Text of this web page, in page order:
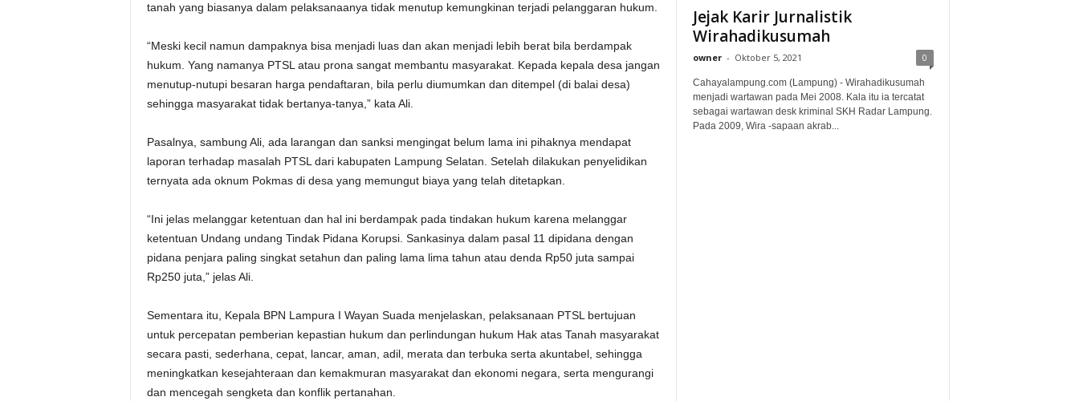
tanah yang biasanya dalam pelaksanaanya tidak menutup kemungkinan terjadi pelanggaran hukum.
“Meski kecil namun dampaknya bisa menjadi luas dan akan menjadi lebih berat bila berdampak
hukum. Yang namanya PTSL atau prona sangat membantu masyarakat. Kepada kepala desa jangan
menutup-nutupi besaran harga pendaftaran, bila perlu diumumkan dan ditempel (di balai desa)
sehingga masyarakat tidak bertanya-tanya,” kata Ali.
Pasalnya, sambung Ali, ada larangan dan sanksi mengingat belum lama ini pihaknya mendapat
laporan terhadap masalah PTSL dari kabupaten Lampung Selatan. Setelah dilakukan penyelidikan
ternyata ada oknum Pokmas di desa yang memungut biaya yang telah ditetapkan.
“Ini jelas melanggar ketentuan dan hal ini berdampak pada tindakan hukum karena melanggar
ketentuan Undang undang Tindak Pidana Korupsi. Sankasinya dalam pasal 11 dipidana dengan
pidana penjara paling singkat setahun dan paling lama lima tahun atau denda Rp50 juta sampai
Rp250 juta,” jelas Ali.
Sementara itu, Kepala BPN Lampura I Wayan Suada menjelaskan, pelaksanaan PTSL bertujuan
untuk percepatan pemberian kepastian hukum dan perlindungan hukum Hak atas Tanah masyarakat
secara pasti, sederhana, cepat, lancar, aman, adil, merata dan terbuka serta akuntabel, sehingga
meningkatkan kesejahteraan dan kemakmuran masyarakat dan ekonomi negara, serta mengurangi
dan mencegah sengketa dan konflik pertanahan.
Jejak Karir Jurnalistik
Wirahadikusumah
owner - Oktober 5, 2021 0
Cahayalampung.com (Lampung) - Wirahadikusumah
menjadi wartawan pada Mei 2008. Kala itu ia tercatat
sebagai wartawan desk kriminal SKH Radar Lampung.
Pada 2009, Wira -sapaan akrab...